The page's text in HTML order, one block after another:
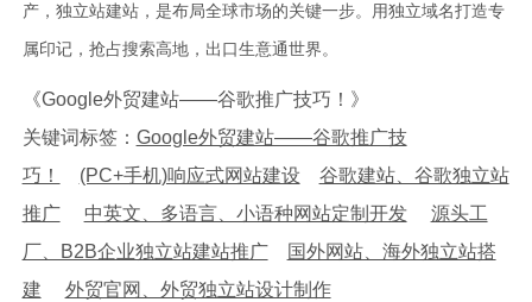
产，独立站建站，是布局全球市场的关键一步。用独立域名打造专
属印记，抢占搜索高地，出口生意通世界。
《Google外贸建站——谷歌推广技巧！》
关键词标签： Google外贸建站——谷歌推广技
巧！
(PC+手机)响应式网站建设
谷歌建站、谷歌独立站
推广
中英文、多语言、小语种网站定制开发
源头工
厂、B2B企业独立站建站推广
国外网站、海外独立站搭
建
外贸官网、外贸独立站设计制作